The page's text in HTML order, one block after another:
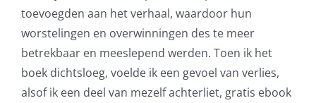
toevoegden aan het verhaal, waardoor hun
worstelingen en overwinningen des te meer
betrekbaar en meeslepend werden. Toen ik het
boek dichtsloeg, voelde ik een gevoel van verlies,
alsof ik een deel van mezelf achterliet, gratis ebook